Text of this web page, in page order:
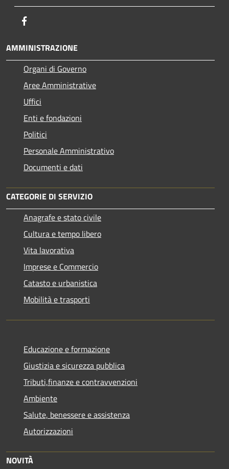
AMMINISTRAZIONE
Organi di Governo
Aree Amministrative
Uffici
Enti e fondazioni
Politici
Personale Amministrativo
Documenti e dati
CATEGORIE DI SERVIZIO
Anagrafe e stato civile
Cultura e tempo libero
Vita lavorativa
Imprese e Commercio
Catasto e urbanistica
Mobilità e trasporti
Educazione e formazione
Giustizia e sicurezza pubblica
Tributi,finanze e contravvenzioni
Ambiente
Salute, benessere e assistenza
Autorizzazioni
NOVITÀ